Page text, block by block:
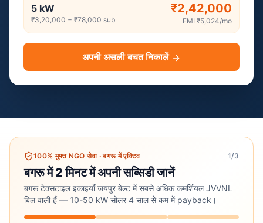
5 kW
₹3,20,000 − ₹78,000 sub
₹2,42,000
EMI ₹5,024/mo
अपनी असली बचत निकालें
100% मुफ्त NGO सेवा·बगरू में एक्टिव 1/3
बगरू में 2 मिनट में अपनी सब्सिडी जानें
बगरू टेक्सटाइल इकाइयाँ जयपुर बेल्ट में सबसे अधिक कमर्शियल JVVNL
बिल वाली हैं — 10-50 kW सोलर 4 साल से कम में payback।